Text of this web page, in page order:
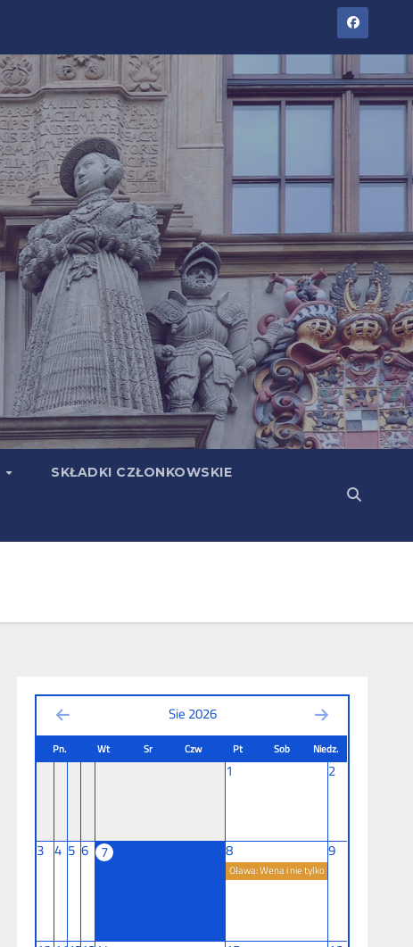
SKŁADKI CZŁONKOWSKIE
Sie 2026
Pn. Wt Sr Czw Pt Sob Niedz.
1 2
3 4 5 6 7 8
Oława: Wena i nie tylko
9